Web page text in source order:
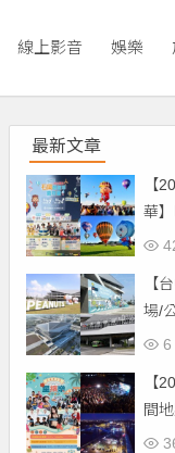
線上影音 娛樂
最新文章
【
華
動/
【
場/
交6
【
間
通